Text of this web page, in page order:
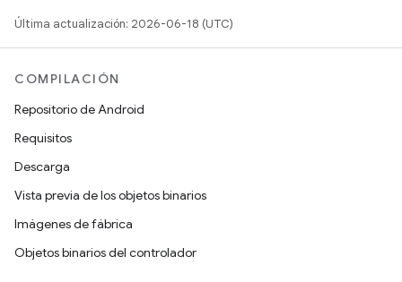
Última actualización: 2026-06-18 (UTC)
COMPILACIÓN
Repositorio de Android
Requisitos
Descarga
Vista previa de los objetos binarios
Imágenes de fábrica
Objetos binarios del controlador